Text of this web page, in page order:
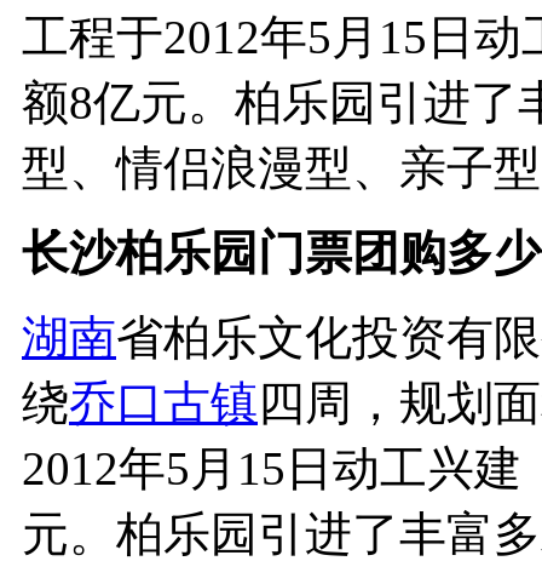
工程于2012年5月15日
额8亿元。柏乐园引进了
型、情侣浪漫型、亲子
长沙柏乐园门票团购多
湖南省柏乐文化投资有
绕乔口古镇四周，规划
2012年5月15日动工兴
元。柏乐园引进了丰富